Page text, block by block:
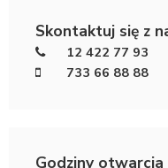
Skontaktuj się z
12 422 77 93
733 66 88 88
Godziny otwarcia